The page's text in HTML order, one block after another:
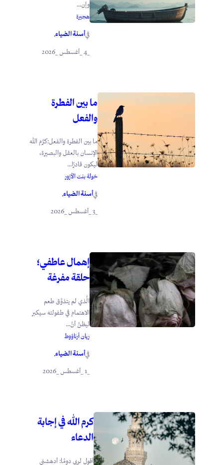
وإن...
هجيرة
فيأسنة الضياء.
ما بين الفطرة
والفعل
ما بين الفطرة والفعل:كرَّم الله
الإنسان بالعقل والبصيرة،
ليكون قادرًا...
خولة بنت الأزور
فيأسنة الضياء.
إهمال عاطفي؛
حلقة مفرغة
الَّذي لم يتذوَّق طعم
الاهتمام في طفولته سيكبر
ليظنَّ أنَّ...
ريان أرناؤوط
فيأسنة الضياء.
_1 _أغسطس _2026
كرم الله في إجابة
الدعاء
أقول لربي دومًا: أدهشني